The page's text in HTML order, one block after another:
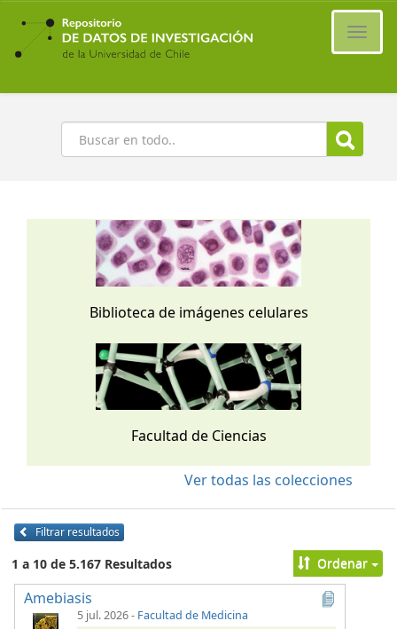
Ir
contenido
principal
Buscar
Biblioteca de imágenes celulares
Facultad de Ciencias
Ver todas las colecciones
Filtrar resultados
1 a 10 de 5.167 Resultados Ordenar
Amebiasis
5 jul. 2026- Facultad de Medicina